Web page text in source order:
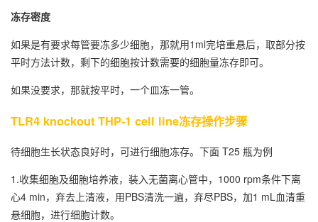
冻存密度
如果是有要求每管要冻多少细胞，那就用1ml完培重悬后，取部分按
平时方法计数，剩下的细胞按计数需要的细胞量冻存即可。
如果没要求，那就按平时，一个皿冻一管。
TLR4 knockout THP-1 cell line冻存操作步骤
待细胞生长状态良好时，可进行细胞冻存。下面 T25 瓶为例
1.收集细胞及细胞培养液，装入无菌离心管中，1000 rpm条件下离
心4 min，弃去上清液，用PBS清洗一遍，弃尽PBS，加1 mL血清重
悬细胞，进行细胞计数。